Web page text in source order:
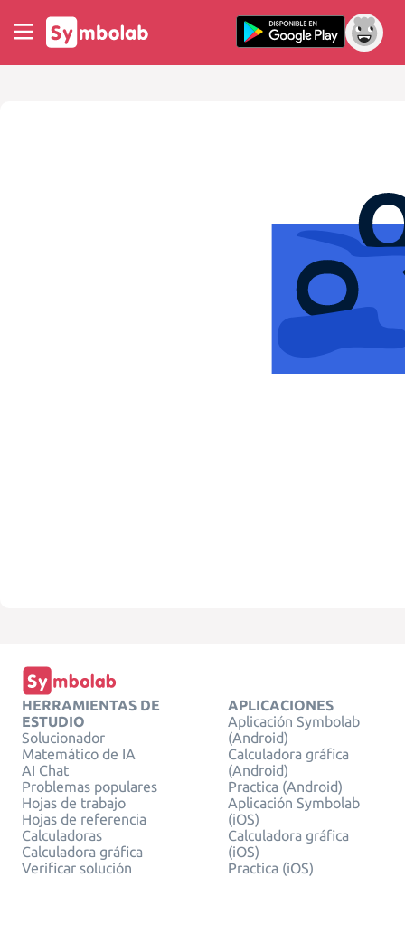
HERRAMIENTAS DE
ESTUDIO
Solucionador
Matemático de IA
AI Chat
Problemas populares
Hojas de trabajo
Hojas de referencia
Calculadoras
Calculadora gráfica
Verificar solución
APLICACIONES
Aplicación Symbolab
(Android)
Calculadora gráfica
(Android)
Practica (Android)
Aplicación Symbolab
(iOS)
Calculadora gráfica
(iOS)
Practica (iOS)